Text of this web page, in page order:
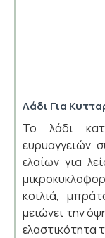
Λάδι Για
Το λάδι
ευρυαγγειών
ελαίων για
κοιλιά,
μειώνει την
ελαστικότητα